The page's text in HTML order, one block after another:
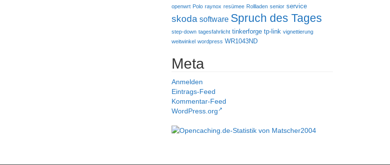
openwrt Polo raynox resümee Rollladen senior service
skoda software Spruch des Tages
step-down tagesfahrlicht tinkerforge tp-link vignettierung
weitwinkel wordpress WR1043ND
Meta
Anmelden
Eintrags-Feed
Kommentar-Feed
WordPress.org